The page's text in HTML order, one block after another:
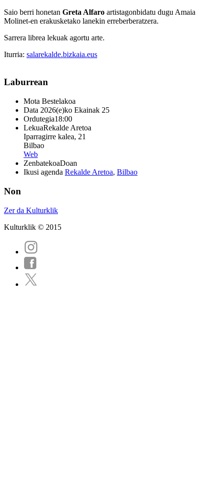
Saio berri honetan Greta Alfaro artistagonbidatu dugu Amaia
Molinet-en erakusketako lanekin erreberberatzera.
Sarrera librea lekuak agortu arte.
Iturria: salarekalde.bizkaia.eus
Laburrean
Mota Bestelakoa
Data 2026(e)ko Ekainak 25
Ordutegia18:00
LekuaRekalde Aretoa
Iparragirre kalea, 21
Bilbao
Web
ZenbatekoaDoan
Ikusi agenda Rekalde Aretoa, Bilbao
Non
Zer da Kulturklik
Kulturklik © 2015